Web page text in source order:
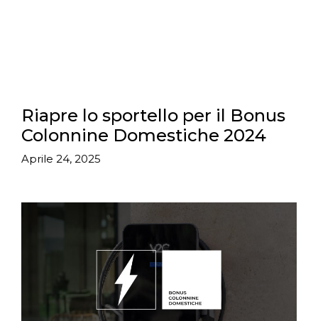
Riapre lo sportello per il Bonus
Colonnine Domestiche 2024
Aprile 24, 2025